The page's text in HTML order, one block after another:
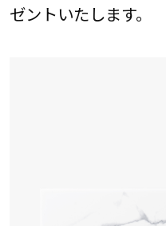
ゼントいたします。